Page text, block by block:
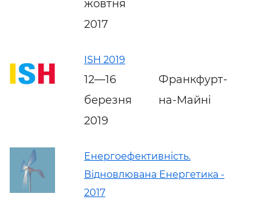
жовтня
2017
ISH 2019
12—16
березня
2019
Франкфурт-
на-Майні
Енергоефективність.
Відновлювана Енергетика -
2017